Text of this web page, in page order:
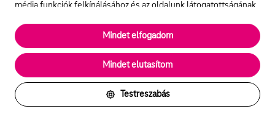
média funkciók felkínálásához és az oldalunk látogatottságának
elengedhetetlenek a weboldal működéséhez és nem lehet
kikapcsolni őket a weboldal látogatása során rendszerünkből. A
statisztikai, vagy marketing célú sütik segítségével bizonyos
esetekben az oldalhasználattal kapcsolatos információkat is
megosztjuk hirdetési és elemzési szolgáltatásokat nyújtó
partnereinkkel.
Részletes sütitájékoztató/Partnerek
Testreszabás
Mindet elutasítom
Mindet elfogadom